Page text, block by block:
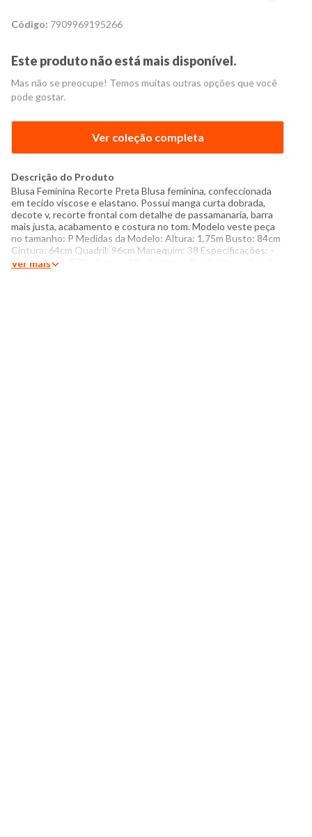
Código: 7909969195266
Este produto não está mais disponível.
Mas não se preocupe! Temos muitas outras opções que você
pode gostar.
Ver coleção completa
Descrição do Produto
Blusa Feminina Recorte Preta Blusa feminina, confeccionada
em tecido viscose e elastano. Possui manga curta dobrada,
decote v, recorte frontal com detalhe de passamanaria, barra
mais justa, acabamento e costura no tom. Modelo veste peça
no tamanho: P Medidas da Modelo: Altura: 1,75m Busto: 84cm
Cintura: 64cm Quadril: 96cm Manequim: 38 Especificações: -
Composição: 97% viscose, 3% elastano - Produzido no Brasil -
Ver mais